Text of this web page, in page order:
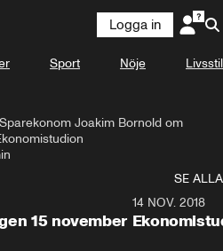
Logga in
Sport Nöje Livsstil
Joakim Bornold om
SE ALLA
15 november
14 NOV. 2018